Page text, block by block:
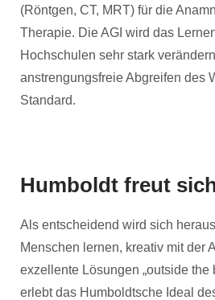
(Röntgen, CT, MRT) für die
Therapie. Die AGI wird das
Hochschulen sehr stark
anstrengungsfreie Abgreifen des
Standard.
Humboldt freut
Als entscheidend wird sich
Menschen lernen, kreativ mit der
exzellente Lösungen „outside the
erlebt das Humboldtsche Ideal